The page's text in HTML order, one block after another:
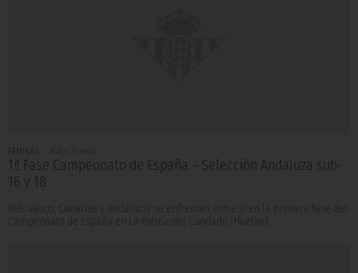
FÉMINAS
1ª Fase Campeonato de España – Selección Andaluza sub-
16 y 18
País Vasco, Canarias y Andalucía se enfrentan entre sí en la primera fase del
Campeonato de España en La Palma del Condado (Huelva).